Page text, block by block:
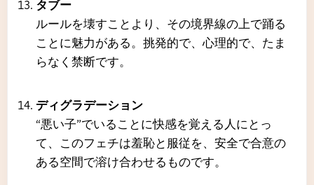
タブー
ルールを壊すことより、その境界線の上で踊る
ことに魅力がある。挑発的で、心理的で、たま
らなく禁断です。
ディグラデーション
“悪い子”でいることに快感を覚える人にとっ
て、このフェチは羞恥と服従を、安全で合意の
ある空間で溶け合わせるものです。